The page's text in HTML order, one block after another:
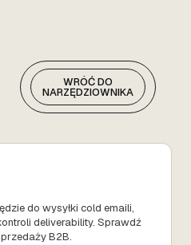
WRÓĆ DO
NARZĘDZIOWNIKA
do wysyłki cold emaili,
deliverability. Sprawdź
B2B.